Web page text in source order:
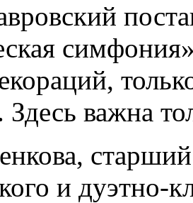
Здесь важна
и дуэтно-